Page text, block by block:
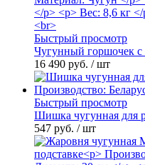
Быстрый просмотр
Чугунный горшочек
16 490 руб. / шт
Быстрый просмотр
Шишка чугунная для
547 руб. / шт